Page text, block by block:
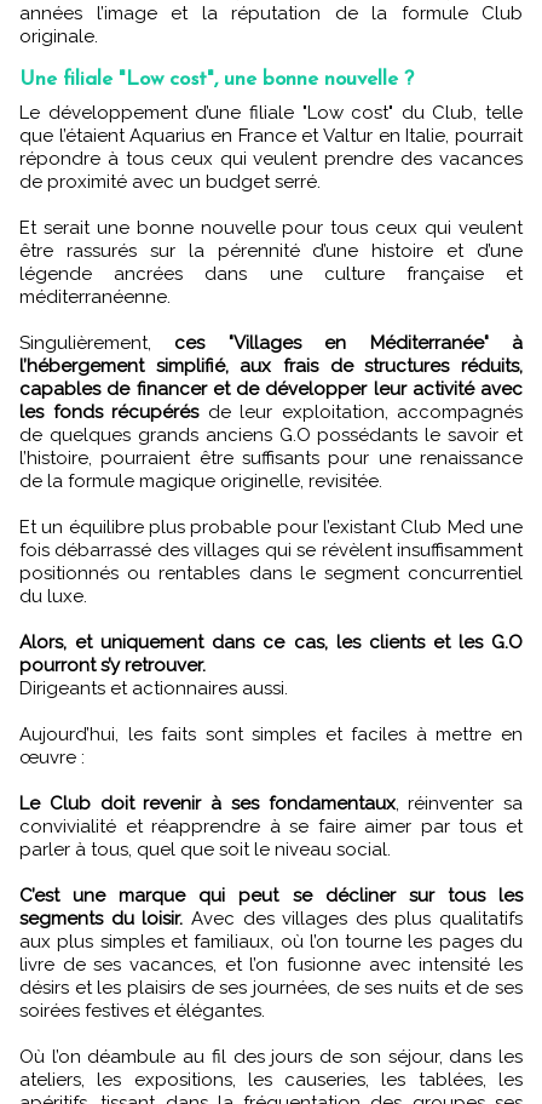
années l’image et la réputation de la formule Club
originale.
Une filiale "Low cost", une bonne nouvelle ?
Le développement d’une filiale "Low cost" du Club, telle
que l’étaient Aquarius en France et Valtur en Italie, pourrait
répondre à tous ceux qui veulent prendre des vacances
de proximité avec un budget serré.
Et serait une bonne nouvelle pour tous ceux qui veulent
être rassurés sur la pérennité d’une histoire et d’une
légende ancrées dans une culture française et
méditerranéenne.
Singulièrement, ces "Villages en Méditerranée" à
l’hébergement simplifié, aux frais de structures réduits,
capables de financer et de développer leur activité avec
les fonds récupérésde leur exploitation, accompagnés
de quelques grands anciens G.O possédants le savoir et
l’histoire, pourraient être suffisants pour une renaissance
de la formule magique originelle, revisitée.
Et un équilibre plus probable pour l’existant Club Med une
fois débarrassé des villages qui se révèlent insuffisamment
positionnés ou rentables dans le segment concurrentiel
du luxe.
Alors, et uniquement dans ce cas, les clients et les G.O
pourront s’y retrouver.
Dirigeants et actionnaires aussi.
Aujourd’hui, les faits sont simples et faciles à mettre en
œuvre :
Le Club doit revenir à ses fondamentaux, réinventer sa
convivialité et réapprendre à se faire aimer par tous et
parler à tous, quel que soit le niveau social.
C’est une marque qui peut se décliner sur tous les
segments du loisir. Avec des villages des plus qualitatifs
aux plus simples et familiaux, où l’on tourne les pages du
livre de ses vacances, et l’on fusionne avec intensité les
désirs et les plaisirs de ses journées, de ses nuits et de ses
soirées festives et élégantes.
Où l’on déambule au fil des jours de son séjour, dans les
ateliers, les expositions, les causeries, les tablées, les